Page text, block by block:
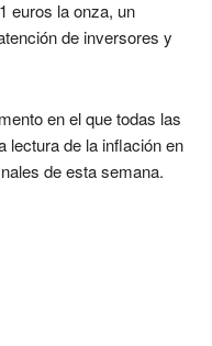
euros la onza, un
de inversores y
en el que todas las
lectura de la inflación en
de esta semana.